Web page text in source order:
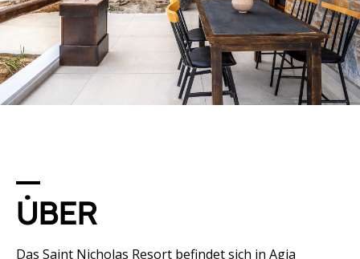
ÜBER
Das Saint Nicholas Resort befindet sich in Agia